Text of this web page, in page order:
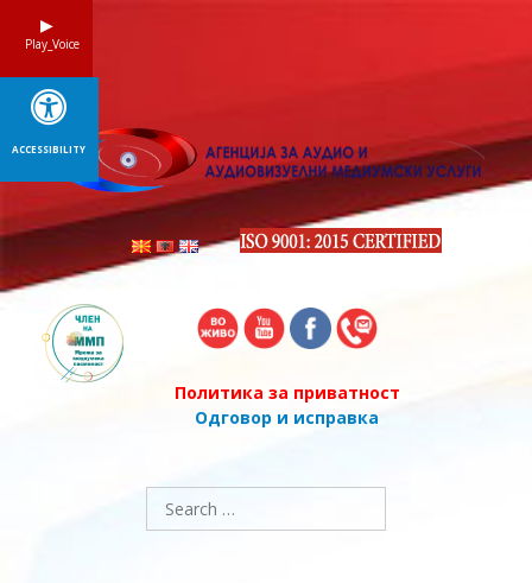
Политика за приватност
Одговор и исправка
Search
for:
Play_Voice
ACCESSIBILITY